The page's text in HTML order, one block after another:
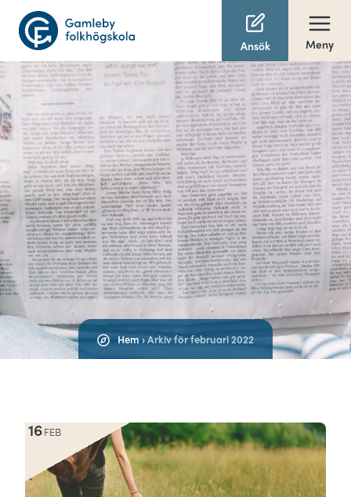
Ansök Meny
Hem ›Arkiv för februari 2022
16FEB